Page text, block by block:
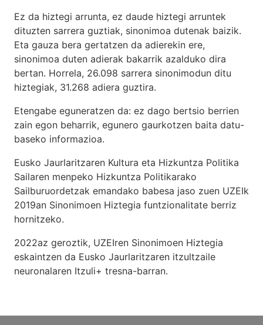
Ez da hiztegi arrunta, ez daude hiztegi arruntek
dituzten sarrera guztiak, sinonimoa dutenak baizik.
Eta gauza bera gertatzen da adierekin ere,
sinonimoa duten adierak bakarrik azalduko dira
bertan. Horrela, 26.098 sarrera sinonimodun ditu
hiztegiak, 31.268 adiera guztira.
Etengabe eguneratzen da: ez dago bertsio berrien
zain egon beharrik, egunero gaurkotzen baita datu-
baseko informazioa.
Eusko Jaurlaritzaren Kultura eta Hizkuntza Politika
Sailaren menpeko Hizkuntza Politikarako
Sailburuordetzak emandako babesa jaso zuen UZEIk
2019an Sinonimoen Hiztegia funtzionalitate berriz
hornitzeko.
2022az geroztik, UZEIren Sinonimoen Hiztegia
eskaintzen da Eusko Jaurlaritzaren itzultzaile
neuronalaren Itzuli+ tresna-barran.